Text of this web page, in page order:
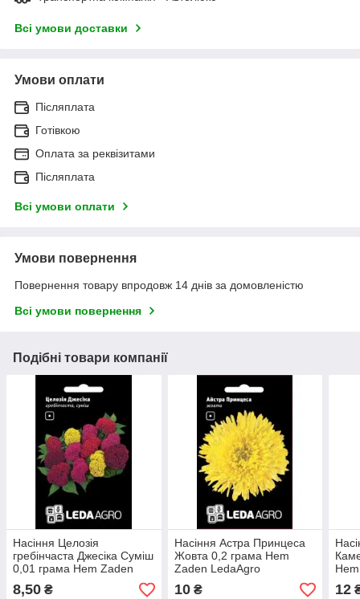
Всі умови доставки
Умови оплати
Післяплата
Готівкою
Оплата за реквізитами
Післяплата
Всі умови оплати
Умови повернення
Повернення товару впродовж 14 днів за домовленістю
Всі умови повернення
Подібні товари компанії
Насіння Целозія
гребінчаста Джесіка Суміш
0,01 грама Hem Zaden
LedaAgro
8,50 ₴
Насіння Астра Принцеса
Жовта 0,2 грама Hem
Zaden LedaAgro
10₴ 12